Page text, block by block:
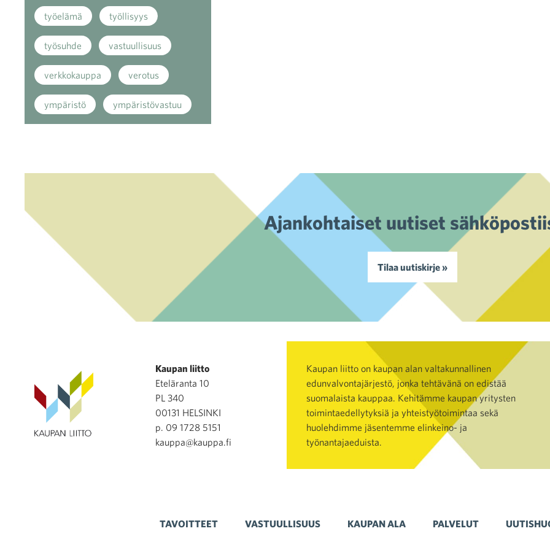
työelämä työllisyys
työsuhde vastuullisuus
verkkokauppa verotus
ympäristö ympäristövastuu
Ajankohtaiset uutiset
Tilaa uutiskirje »
Kaupan liitto
Eteläranta 10
PL 340
00131 HELSINKI
p. 09 1728 5151
kauppa@kauppa.fi
Kaupan liitto on kaupan alan valtakunnallinen
edunvalvontajärjestö, jonka tehtävänä on edistää
suomalaista kauppaa. Kehitämme kaupan yritysten
toimintaedellytyksiä ja yhteistyötoimintaa sekä
huolehdimme jäsentemme elinkeino- ja
työnantajaeduista.
TAVOITTEET VASTUULLISUUS KAUPAN ALA PALVELUT